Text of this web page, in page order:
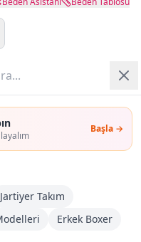
Başla →
Jartiyer Takım
Erkek Boxer
)